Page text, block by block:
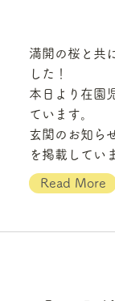
満開の桜と共
した！
本日より在園
ています。
玄関のお知ら
を掲載してい
Read More